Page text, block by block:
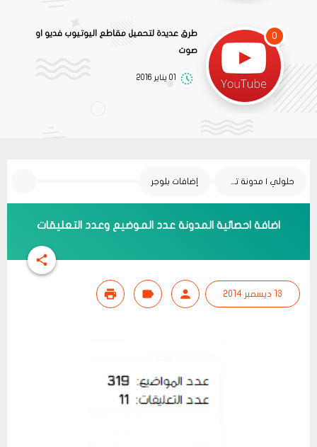
0
طرق عديدة لتحميل مقاطع اليوتيوب فديو او
صوت
01 يناير 2016
حلولي | مدونة تقنية إضافات بلوجر
اضافة احصائية المدونة عدد الموضيع وعدد التعليقات
13 ديسمبر 2014